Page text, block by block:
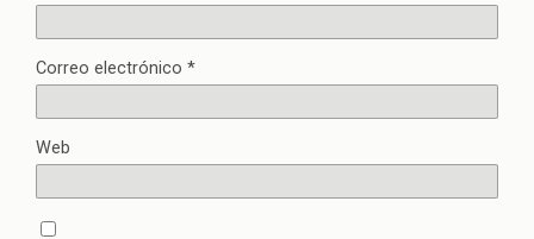
Correo electrónico *
Web